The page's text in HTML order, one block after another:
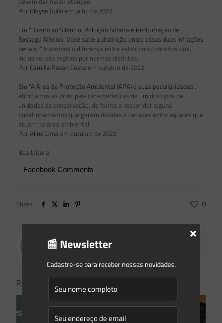
Por Gleyse Gulin em julho de 2022.
Em “Direito ao Silêncio: Poluição Sonora e Perturbação de
Sossego Alheios. Você sabe a distinção entre essas duas infrações
penais?” trazemos a diferença entre estes dois conceitos que,
inclusive, são regidos por normas distintas.
Por Camilla Pavan Costa em outubro de 2022.
Em “A Área de Proteção Ambiental (APA) e suas peculiaridades”,
abordamos as principais características de um dos tipos de
unidades de conservação, de forma a responder alguns
questionamentos que geram dúvidas e debates entre aqueles que
atuam na área ambiental.
Por Aline Lima em outubro de 2022.
Boa leitura!
Facebook Comments
Share 0
Saes Advogados
Related posts
📰 Newsletter
Cadastre-se para receber nossas novidades.
×